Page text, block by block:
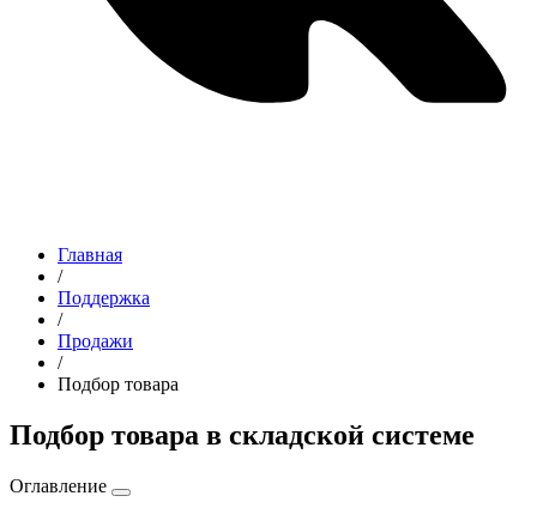
Главная
/
Поддержка
/
Продажи
/
Подбор товара
Подбор товара в складской системе
Оглавление